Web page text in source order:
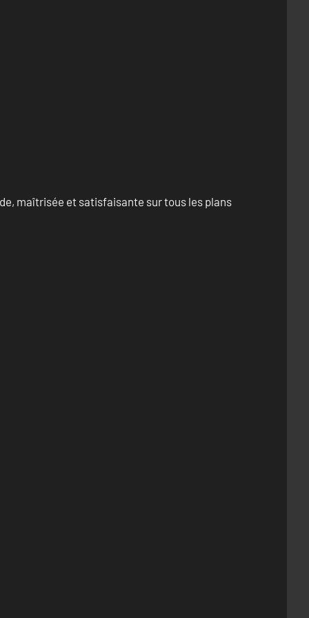
maîtrisée et satisfaisante sur tous les plans